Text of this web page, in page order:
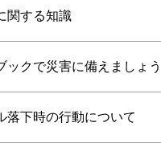
関する知識
ックで災害に備えましょう
落下時の行動について